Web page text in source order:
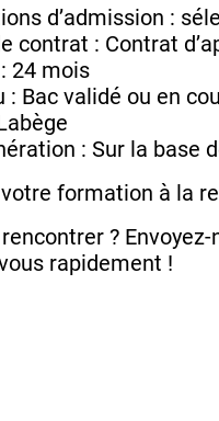
d’admission :
contrat : Contrat
24 mois
: Bac validé ou en
: Sur la base
formation à la
?
rapidement !